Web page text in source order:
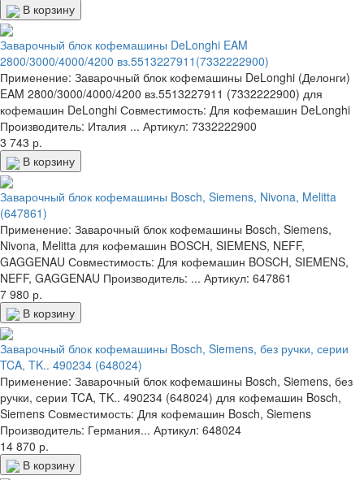
В корзину
Заварочный блок кофемашины DeLonghi EAM
2800/3000/4000/4200 вз.5513227911(7332222900)
Применение: Заварочный блок кофемашины DeLonghi (Делонги)
EAM 2800/3000/4000/4200 вз.5513227911 (7332222900) для
кофемашин DeLonghi Совместимость: Для кофемашин DeLonghi
Производитель: Италия ... Артикул: 7332222900
3 743 р.
В корзину
Заварочный блок кофемашины Bosch, Siemens, Nivona, Melitta
(647861)
Применение: Заварочный блок кофемашины Bosch, Siemens,
Nivona, Melitta для кофемашин BOSCH, SIEMENS, NEFF,
GAGGENAU Совместимость: Для кофемашин BOSCH, SIEMENS,
NEFF, GAGGENAU Производитель: ... Артикул: 647861
7 980 р.
В корзину
Заварочный блок кофемашины Bosch, Siemens, без ручки, серии
TCA, TK.. 490234 (648024)
Применение: Заварочный блок кофемашины Bosch, Siemens, без
ручки, серии TCA, TK.. 490234 (648024) для кофемашин Bosch,
Siemens Совместимость: Для кофемашин Bosch, Siemens
Производитель: Германия... Артикул: 648024
14 870 р.
В корзину